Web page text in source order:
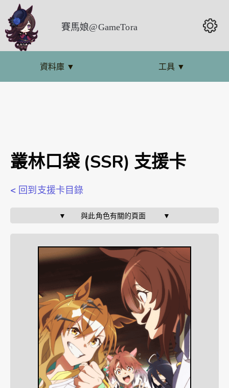
賽馬娘@GameTora
資料庫 ▼ 工具 ▼
叢林口袋 (SSR) 支援卡
< 回到支援卡目錄
▼       與此角色有關的頁面        ▼